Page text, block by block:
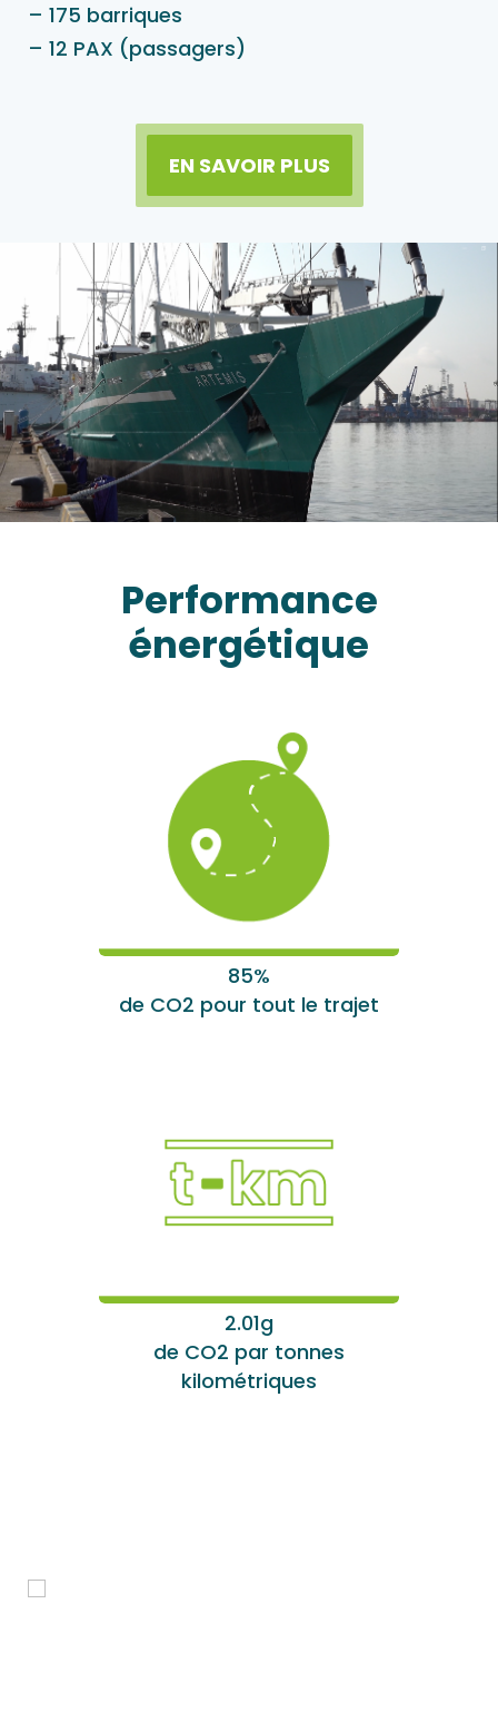
– 175 barriques
– 12 PAX (passagers)
EN SAVOIR PLUS
Performance
énergétique
85%
de CO2 pour tout le trajet
2.01g
de CO2 par tonnes
kilométriques